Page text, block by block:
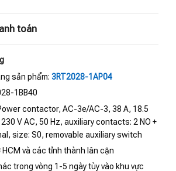
toán
sản phẩm: 3RT2028-1AP04
1BB40
contactor, AC-3e/AC-3, 38 A, 18.5
V AC, 50 Hz, auxiliary contacts: 2 NO +
size: S0, removable auxiliary switch
HCM và các tỉnh thành lân cận
trong vòng 1-5 ngày tùy vào khu vực